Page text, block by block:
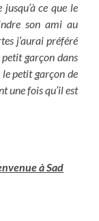
ce que le
son ami au
j’aurai préféré
garçon dans
le petit garçon de
une fois qu’il est
à Sad